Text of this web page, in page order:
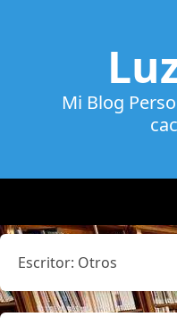
Mi Blog
Escritor: Otros